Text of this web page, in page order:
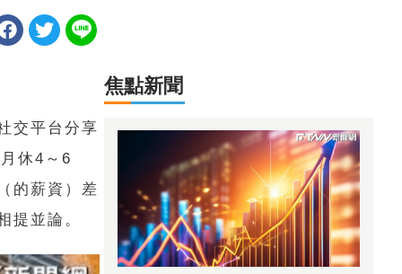
交平台分享
休4 ～ 6
的薪資）差
提並論。
焦點新聞